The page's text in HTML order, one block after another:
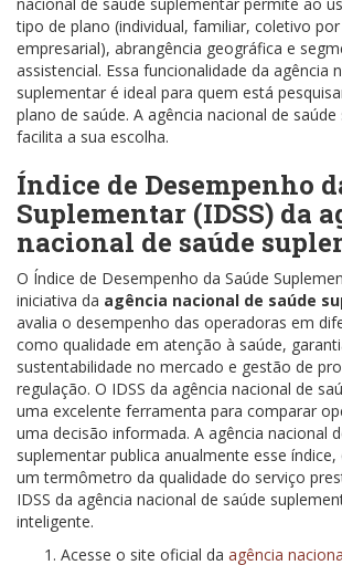
nacional de saúde suplementar permite ao
tipo de plano (individual, familiar, coletivo
empresarial), abrangência geográfica e
assistencial. Essa funcionalidade da agência
suplementar é ideal para quem está
plano de saúde. A agência nacional de
facilita a sua escolha.
Índice de Desempenho
Suplementar (IDSS) da
nacional de saúde
O Índice de Desempenho da Saúde
iniciativa da agência nacional de saúde
avalia o desempenho das operadoras em
como qualidade em atenção à saúde,
sustentabilidade no mercado e gestão de
regulação. O IDSS da agência nacional de
uma excelente ferramenta para comparar
uma decisão informada. A agência nacional
suplementar publica anualmente esse
um termômetro da qualidade do serviço
IDSS da agência nacional de saúde
inteligente.
Acesse o site oficial da agência